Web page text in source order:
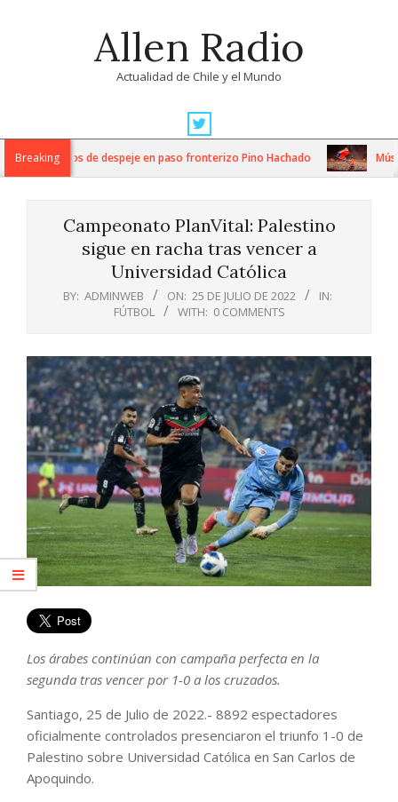
Allen Radio
Actualidad de Chile y el Mundo
Navigation
MenuBreaking
trabajos de despeje en paso fronterizo Pino Hachado
Campeonato PlanVital: Palestino
sigue en racha tras vencer a
Universidad Católica
BY: ADMINWEB ON: 25 DE JULIO DE 2022
IN:
FÚTBOL
WITH: 0 COMMENTS
Los árabes continúan con campaña perfecta en la
segunda tras vencer por 1-0 a los cruzados.
Santiago, 25 de Julio de 2022.- 8892 espectadores
oficialmente controlados presenciaron el triunfo 1-0 de
Palestino sobre Universidad Católica en San Carlos de
Apoquindo.